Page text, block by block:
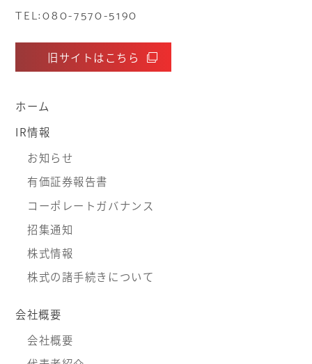
TEL:080-7570-5190
旧サイトはこちら
ホーム
IR情報
お知らせ
有価証券報告書
コーポレートガバナンス
招集通知
株式情報
株式の諸手続きについて
会社概要
会社概要